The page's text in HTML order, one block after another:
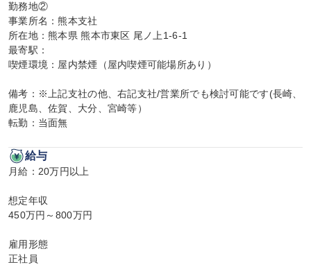
勤務地②
事業所名：熊本支社
所在地：熊本県 熊本市東区 尾ノ上1-6-1
最寄駅：
喫煙環境：屋内禁煙（屋内喫煙可能場所あり）
備考：※上記支社の他、右記支社/営業所でも検討可能です(長崎、
鹿児島、佐賀、大分、宮崎等）
転勤：当面無
給与
月給：20万円以上
想定年収
450万円～800万円
雇用形態
正社員